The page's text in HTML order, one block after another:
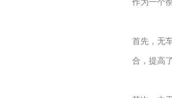
作为一个
首先，无
合，提高